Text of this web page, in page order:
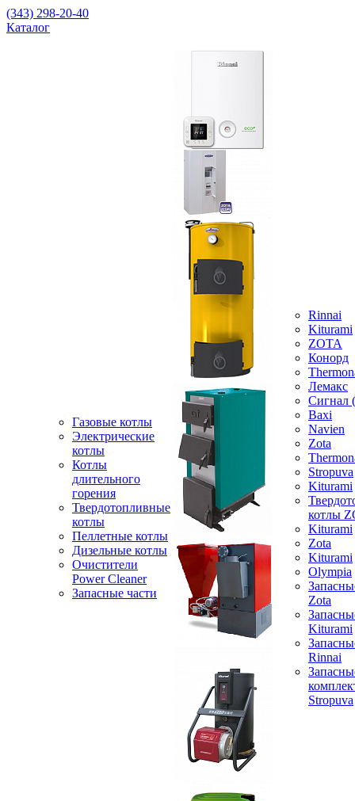
(343) 298-20-40
Каталог
Газовые котлы
Электрические
котлы
Котлы
длительного
горения
Твердотопливные
котлы
Пеллетные котлы
Дизельные котлы
Очистители
Power Cleaner
Запасные части
Rinnai
Kiturami
ZOTA
Конорд
Лемакс
Baxi
Navien
Zota
Stropuva
Kiturami
котлы
Kiturami
Zota
Kiturami
Olympia
Zota
Kiturami
Rinnai
Stropuva